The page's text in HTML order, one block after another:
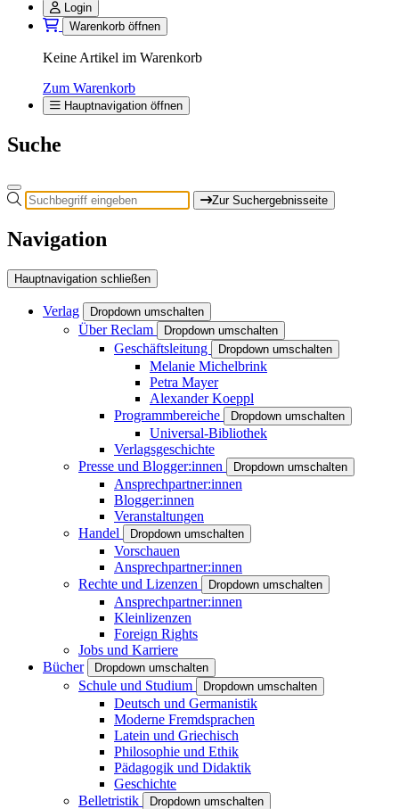
Login
Warenkorb öffnen
Keine Artikel im Warenkorb
Zum Warenkorb
Hauptnavigation öffnen
Suche
Zur Suchergebnisseite
Navigation
Hauptnavigation schließen
Verlag Dropdown umschalten
Über Reclam Dropdown umschalten
Geschäftsleitung Dropdown umschalten
Melanie Michelbrink
Petra Mayer
Alexander Koeppl
Programmbereiche
Dropdown umschalten
Universal-Bibliothek
Verlagsgeschichte
Presse und Blogger:innen
Dropdown umschalten
Ansprechpartner:innen
Blogger:innen
Veranstaltungen
Handel
Dropdown umschalten
Vorschauen
Ansprechpartner:innen
Rechte und Lizenzen
Dropdown umschalten
Ansprechpartner:innen
Kleinlizenzen
Foreign Rights
Jobs und Karriere
Bücher
Dropdown umschalten
Schule und Studium Dropdown umschalten
Deutsch und Germanistik
Moderne Fremdsprachen
Latein und Griechisch
Philosophie und Ethik
Pädagogik und Didaktik
Geschichte
Belletristik
Dropdown umschalten